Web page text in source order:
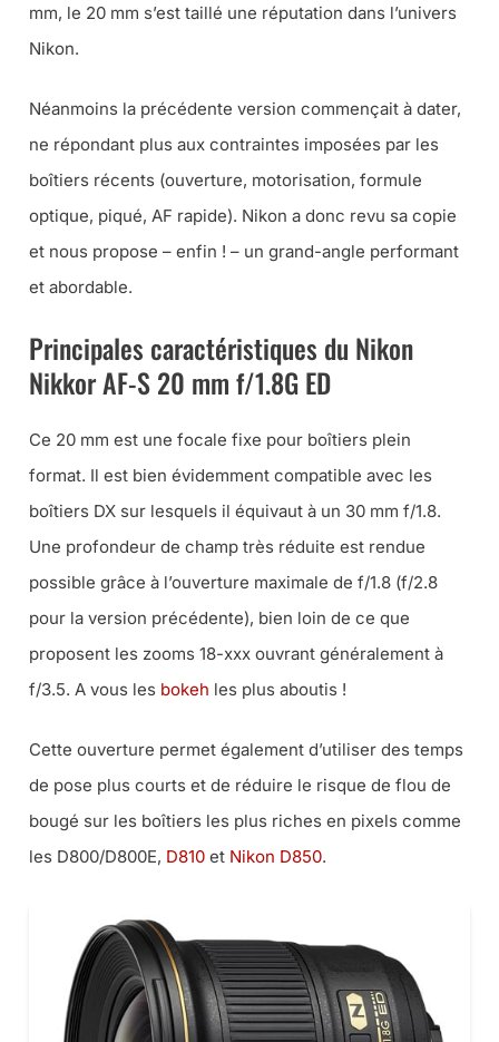
mm, le 20 mm s’est taillé une réputation dans l’univers
Nikon.
Néanmoins la précédente version commençait à dater,
ne répondant plus aux contraintes imposées par les
boîtiers récents (ouverture, motorisation, formule
optique, piqué, AF rapide). Nikon a donc revu sa copie
et nous propose – enfin ! – un grand-angle performant
et abordable.
Principales caractéristiques du Nikon
Nikkor AF-S 20 mm f/1.8G ED
Ce 20 mm est une focale fixe pour boîtiers plein
format. Il est bien évidemment compatible avec les
boîtiers DX sur lesquels il équivaut à un 30 mm f/1.8.
Une profondeur de champ très réduite est rendue
possible grâce à l’ouverture maximale de f/1.8 (f/2.8
pour la version précédente), bien loin de ce que
proposent les zooms 18-xxx ouvrant généralement à
f/3.5. A vous les bokeh les plus aboutis !
Cette ouverture permet également d’utiliser des temps
de pose plus courts et de réduire le risque de flou de
bougé sur les boîtiers les plus riches en pixels comme
les D800/D800E, D810 et Nikon D850.